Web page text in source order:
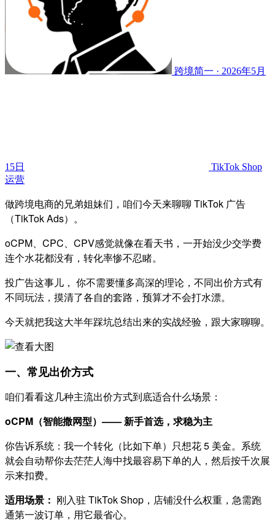
跨境简一 · 2026年5月
15日
TikTok Shop
运营
做跨境电商的兄弟姐妹们，咱们今天来聊聊 TikTok 广告
（TikTok Ads）。
oCPM、CPC、CPV感觉就像在看天书，一开始没少交学费
连个水花都没有，转化率惨不忍睹。
投广告这事儿，​ 你不需要懂多高深的理论，不同出价方式有
不同玩法，摸清了各自的套路，预算才不会打水漂。
今天就把我这大半年踩坑总结出来的实战经验，跟大家聊聊。
一、常见出价方式
咱们看看这几种主流出价方式到底适合什么场景：
oCPM（智能撒网型）—— 新手首选，求稳为主
你告诉系统：我一个转化（比如下单）只想花 5 美金。系统
就会自动帮你去茫茫人海中找最容易下单的人，然后按千次展
示来扣费。
适用场景： ​ 刚入驻 TikTok Shop，店铺没什么权重，急需跑
通第一波订单，用它最省心。